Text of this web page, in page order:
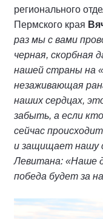
регионального
Пермского края
раз мы с вами
черная, скорбная
нашей страны на
незаживающая
наших сердцах,
забыть, а если
сейчас
и защищает нашу
Левитана: «Наше
победа будет за